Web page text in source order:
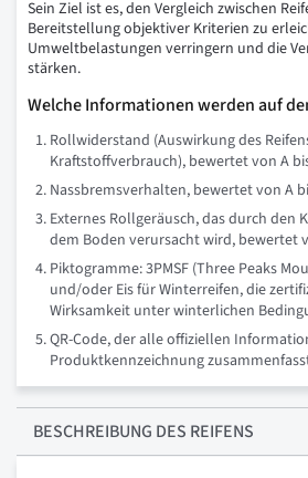
Sein Ziel ist es, den Vergleich zwischen
Bereitstellung objektiver Kriterien zu
Umweltbelastungen verringern und die
stärken.
Welche Informationen werden auf
Rollwiderstand (Auswirkung des
Kraftstoffverbrauch), bewertet von A
Nassbremsverhalten, bewertet von A
Externes Rollgeräusch, das durch den
dem Boden verursacht wird, bewertet
Piktogramme: 3PMSF (Three Peaks
und/oder Eis für Winterreifen, die
Wirksamkeit unter winterlichen
QR-Code, der alle offiziellen
Produktkennzeichnung
BESCHREIBUNG DES REIFENS